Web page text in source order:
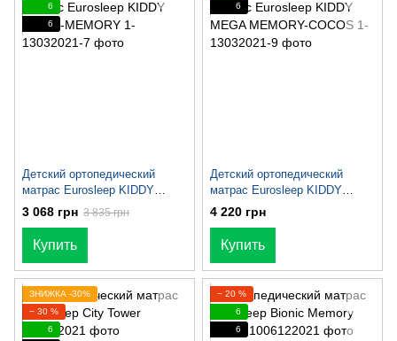
6
6
Детский ортопедический
матрас Eurosleep KIDDY
LATEX-MEMORY
3 068 грн 3 835 грн
Купить
6
Детский ортопедический
матрас Eurosleep KIDDY
MEGA MEMORY-COCOS
4 220 грн
Купить
ЗНИЖКА -30%
− 30 %
6
− 20 %
6
6